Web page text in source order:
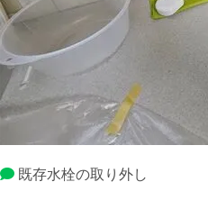
既存水栓の取り外し